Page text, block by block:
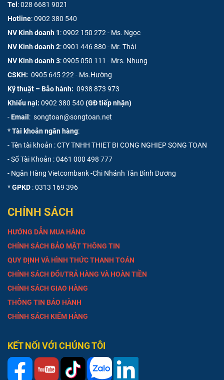
Tel :028 6681 9021
Hotline:0902 380 540
NV Kinh doanh 1:0902 150 272 - Ms. Ngọc
NV Kinh doanh 2:0901 446 880 - Mr. Thái
NV Kinh doanh 3:0905 050 111 - Mrs. Nhung
CSKH: 0905 645 222 - Ms.Hường
Kỹ thuật – Bảo hành: 0938 873 973
Khiếu nại: 0902 380 540 (GĐ tiếp nhận)
-Email : songtoan@songtoan.net
*Tài khoản ngân hàng:
- Tên tài khoản : CTY TNHH THIET BI CONG NGHIEP SONG TOAN
- Số Tài Khoản :0461 000 498 777
- Ngân Hàng Vietcombank -Chi Nhánh Tân Bình Dương
*GPKD : 0313 169 396
CHÍNH SÁCH
HƯỚNG DẪN MUA HÀNG
CHÍNH SÁCH BẢO MẬT THÔNG TIN
QUY ĐỊNH VÀ HÌNH THỨC THANH TOÁN
CHÍNH SÁCH ĐỔI/TRẢ HÀNG VÀ HOÀN TIỀN
CHÍNH SÁCH GIAO HÀNG
THÔNG TIN BẢO HÀNH
CHÍNH SÁCH KIỂM HÀNG
KẾT NỐI VỚI CHÚNG TÔI